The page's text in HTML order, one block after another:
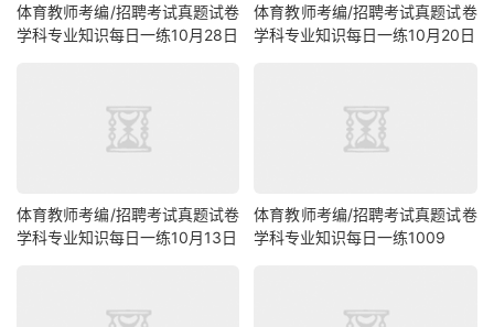
体育教师考编/招聘考试真题试卷
学科专业知识每日一练10月28日
体育教师考编/招聘考试真题试卷
学科专业知识每日一练10月20日
体育教师考编/招聘考试真题试卷
学科专业知识每日一练10月13日
体育教师考编/招聘考试真题试卷
学科专业知识每日一练1009